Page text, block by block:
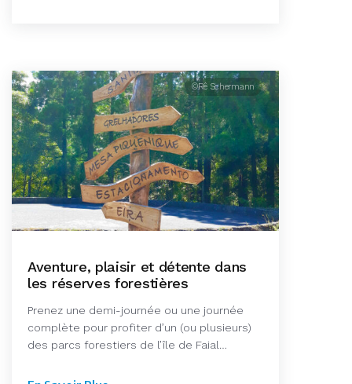
©Rê Schermann
Aventure, plaisir et détente dans
les réserves forestières
Prenez une demi-journée ou une journée
complète pour profiter d’un (ou plusieurs)
des parcs forestiers de l’île de Faial…